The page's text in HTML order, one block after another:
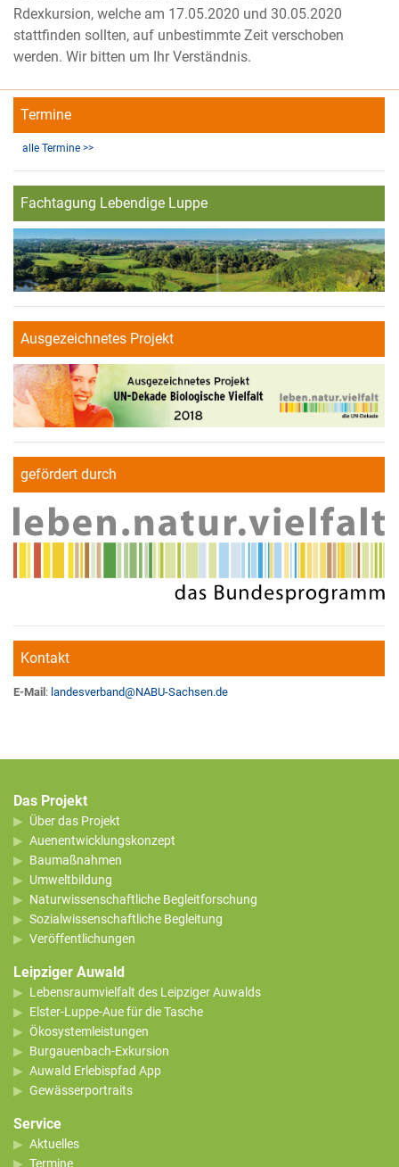
Rdexkursion, welche am 17.05.2020 und 30.05.2020
stattfinden sollten, auf unbestimmte Zeit verschoben
werden. Wir bitten um Ihr Verständnis.
Termine
alle Termine >>
Fachtagung Lebendige Luppe
Ausgezeichnetes Projekt
gefördert durch
Kontakt
E-Mail : landesverband@NABU-Sachsen.de
Das Projekt
Über das Projekt
Auenentwicklungskonzept
Baumaßnahmen
Umweltbildung
Naturwissenschaftliche Begleitforschung
Sozialwissenschaftliche Begleitung
Veröffentlichungen
Leipziger Auwald
Lebensraumvielfalt des Leipziger Auwalds
Elster-Luppe-Aue für die Tasche
Ökosystemleistungen
Burgauenbach-Exkursion
Auwald Erlebispfad App
Gewässerportraits
Service
Aktuelles
Termine